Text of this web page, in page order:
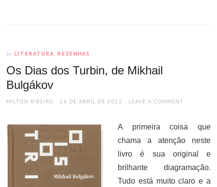
In LITERATURA RESENHAS
Os Dias dos Turbin, de Mikhail
Bulgákov
AUTHOR
MILTON RIBEIRO
POSTED
26 DE ABRIL DE 2022 LEAVE A COMMENT
A primeira coisa que
chama a atenção neste
livro é sua original e
brilhante diagramação.
Tudo está muito claro e a